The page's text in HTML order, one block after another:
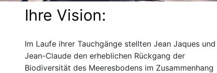
Ihre Vision:
Im Laufe ihrer Tauchgänge stellten Jean Jaques und
Jean-Claude den erheblichen Rückgang der
Biodiversität des Meeresbodens im Zusammenhang